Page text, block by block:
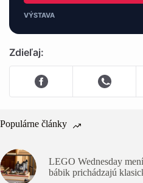
VÝSTAVA
Zdieľaj:
Populárne články
LEGO Wednesday
bábik prichádzajú